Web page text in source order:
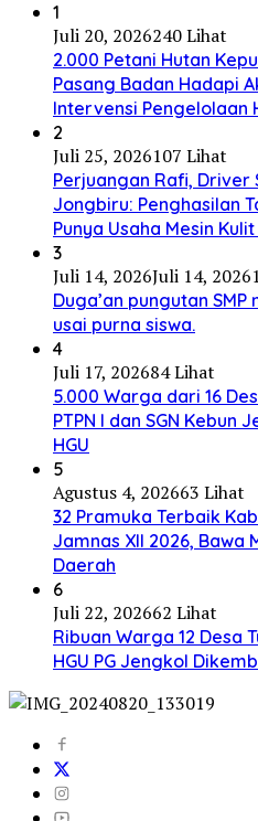
1
Juli 20, 2026240 Lihat
2.000 Petani Hutan
Pasang Badan Hadapi
Intervensi Pengelolaan
2
Juli 25, 2026107 Lihat
Perjuangan Rafi, Driver
Jongbiru: Penghasilan
Punya Usaha Mesin
3
Juli 14, 2026Juli 14, 2026
Duga’an pungutan
usai purna siswa.
4
Juli 17, 202684 Lihat
5.000 Warga dari 16
PTPN I dan SGN Kebun
HGU
5
Agustus 4, 202663 Lihat
32 Pramuka Terbaik
Jamnas XII 2026, Bawa
Daerah
6
Juli 22, 202662 Lihat
Ribuan Warga 12 Desa
HGU PG Jengkol